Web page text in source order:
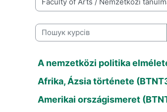
Категорії курсів
Пошук курсів
A nemzetközi politika
Afrika, Ázsia története
Amerikai országismeret